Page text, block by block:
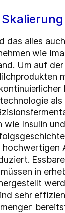
das alles
wie
Um auf
als
wie Insulin
in
sehr